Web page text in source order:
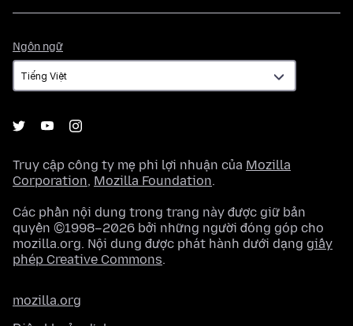
Ngôn ngữ
ngữ
Truy cập công ty mẹ phi lợi nhuận của Mozilla
Corporation, Mozilla Foundation.
Các phần nội dung trong trang này được giữ bản
quyền ©1998–2026 bởi những người đóng góp cho
mozilla.org. Nội dung được phát hành dưới dạng giấy
phép Creative Commons.
mozilla.org